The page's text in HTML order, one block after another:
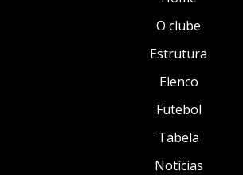
O clube
Estrutura
Elenco
Futebol
Tabela
Notícias